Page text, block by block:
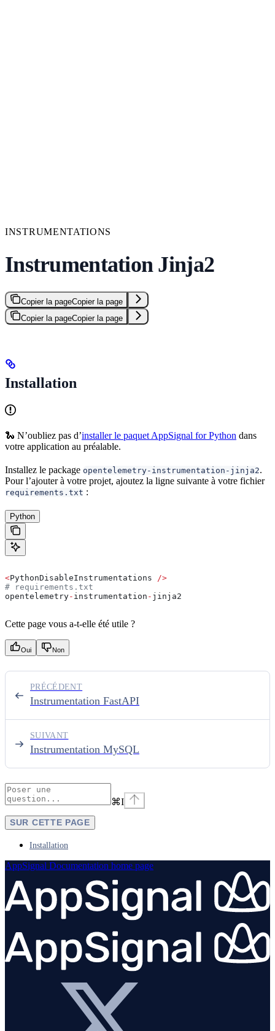
INSTRUMENTATIONS
Instrumentation Jinja2
Copier la pageCopier la page
Copier la pageCopier la page
Installation
🐍 N’oubliez pas d’installer le paquet AppSignal for Python dans
votre application au préalable.
Installez le package opentelemetry-instrumentation-jinja2.
Pour l’ajouter à votre projet, ajoutez la ligne suivante à votre fichier
requirements.txt :
Python
<PythonDisableInstrumentations
/>
# requirements.txt
opentelemetry- instrumentation - jinja2
Cette page vous a-t-elle été utile ?
Oui Non
Instrumentation FastAPI
PRÉCÉDENT
Instrumentation MySQL
SUIVANT
⌘I
SUR CETTE PAGE
Installation
AppSignal Documentation home page